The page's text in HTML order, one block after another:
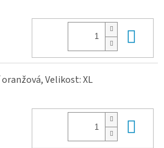
Velikost: XL